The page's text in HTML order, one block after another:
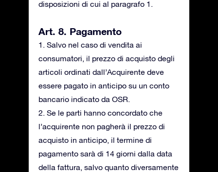
disposizioni di cui al paragrafo 1.
Art. 8. Pagamento
1. Salvo nel caso di vendita ai
consumatori, il prezzo di acquisto degli
articoli ordinati dall’Acquirente deve
essere pagato in anticipo su un conto
bancario indicato da OSR.
2. Se le parti hanno concordato che
l’acquirente non pagherà il prezzo di
acquisto in anticipo, il termine di
pagamento sarà di 14 giorni dalla data
della fattura, salvo quanto diversamente